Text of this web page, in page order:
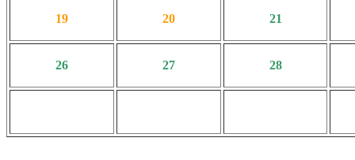
19 20 21
26 27 28